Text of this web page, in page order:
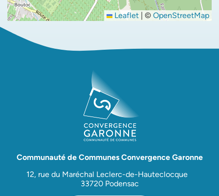
Leaflet | © OpenStreetMap
Communauté de Communes Convergence Garonne
12, rue du Maréchal Leclerc-de-Hauteclocque
33720 Podensac